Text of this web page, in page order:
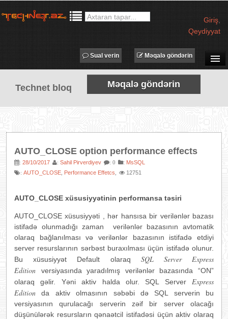
Giriş
Qeydiyyat
SUAL-CAVAB
TECHNET TV
MƏQALƏLƏR
AVADANLIQLAR
Məqalə göndərin
Sual verin
Technet bloq Məqalə göndərin
AUTO_CLOSE option performance effects
: 28/10/2017 : Sahil Pirverdiyev : 0 : MsSQL
: AUTO_CLOSE Performance Effetcs 12751
AUTO_CLOSE xüsusiyyətinin performansa təsiri
AUTO_CLOSE xüsusiyyəti , hər hansısa bir verilənlər bazası
istifadə olunmadığı zaman verilənlər bazasının avtomatik
olaraq bağlanılması və verilənlər bazasının istifadə etdiyi
server resurslarının sərbəst buraxılması üçün istifadə olunur.
Bu xüsusiyyət Default olaraq SQL Server Express
Edition
versiyasında yaradılmış verilənlər bazasında “ON”
olaraq gəlir. Yəni aktiv halda olur. SQL Server Express
Edition da aktiv olmasının səbəbi də SQL serverin bu
versiyasının qurulacağı serverin zəif bir server olacağı
düşünülərək resursların qənaətcil istifadəsi üçün aktiv olaraq